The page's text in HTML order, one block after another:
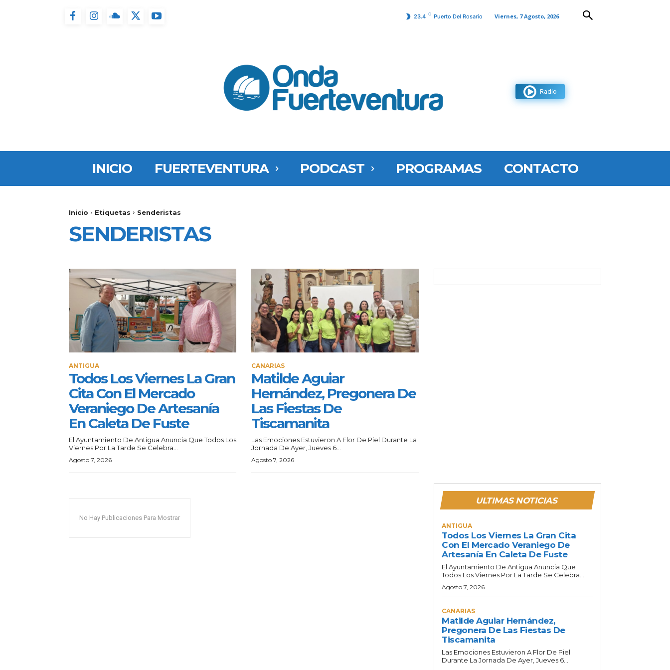
23.4 C Puerto Del Rosario Viernes, 7 Agosto, 2026
Radio
INICIO FUERTEVENTURA PODCAST PROGRAMAS CONTACTO
Inicio Etiquetas Senderistas
SENDERISTAS
ANTIGUA
Todos Los Viernes La Gran
Cita Con El Mercado
Veraniego De Artesanía
En Caleta De Fuste
El Ayuntamiento De Antigua Anuncia Que Todos Los
Viernes Por La Tarde Se Celebra...
Agosto 7, 2026
CANARIAS
Matilde Aguiar
Hernández, Pregonera De
Las Fiestas De
Tiscamanita
Las Emociones Estuvieron A Flor De Piel Durante La
Jornada De Ayer, Jueves 6...
Agosto 7, 2026
No Hay Publicaciones Para Mostrar
ULTIMAS NOTICIAS
ANTIGUA
Todos Los Viernes La Gran Cita
Con El Mercado Veraniego De
Artesanía En Caleta De Fuste
El Ayuntamiento De Antigua Anuncia Que
Todos Los Viernes Por La Tarde Se Celebra...
Agosto 7, 2026
CANARIAS
Matilde Aguiar Hernández,
Pregonera De Las Fiestas De
Tiscamanita
Las Emociones Estuvieron A Flor De Piel
Durante La Jornada De Ayer, Jueves 6...